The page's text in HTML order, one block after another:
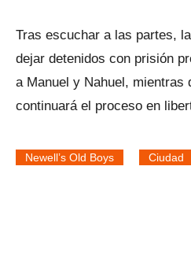
Tras escuchar a las partes,
dejar detenidos con prisión
a Manuel y Nahuel, mientras
continuará el proceso en
Newell’s Old Boys Ciudad